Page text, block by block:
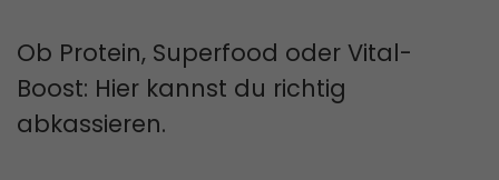
Ob Protein, Superfood oder Vital-
Boost: Hier kannst du richtig
abkassieren.